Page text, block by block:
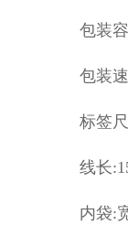
包装
包装
标签
线长
内袋: